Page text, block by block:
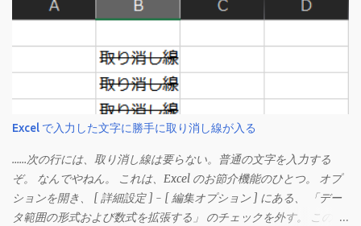
Excel で入力した文字に勝手に取り消し線が入る
……次の行には、取り消し線は要らない。普通の文字を入力する
ぞ。 なんでやねん。 これは、Excel のお節介機能のひとつ。 オプ
ションを開き、 [ 詳細設定 ] - [ 編集オプション ] にある、 「デー
タ範囲の形式および数式を拡張する」 のチェックを外す。 この機